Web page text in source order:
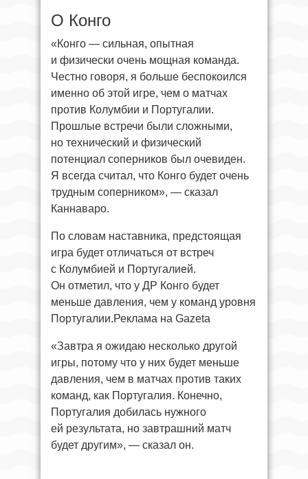
О Конго
«Конго — сильная, опытная
и физически очень мощная команда.
Честно говоря, я больше беспокоился
именно об этой игре, чем о матчах
против Колумбии и Португалии.
Прошлые встречи были сложными,
но технический и физический
потенциал соперников был очевиден.
Я всегда считал, что Конго будет очень
трудным соперником», — сказал
Каннаваро.
По словам наставника, предстоящая
игра будет отличаться от встреч
с Колумбией и Португалией.
Он отметил, что у ДР Конго будет
меньше давления, чем у команд уровня
Португалии.Реклама на Gazeta
«Завтра я ожидаю несколько другой
игры, потому что у них будет меньше
давления, чем в матчах против таких
команд, как Португалия. Конечно,
Португалия добилась нужного
ей результата, но завтрашний матч
будет другим», — сказал он.